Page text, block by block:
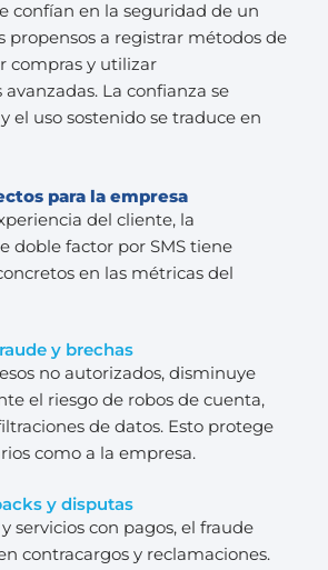
confían en la seguridad de un
propensos a registrar métodos de
compras y utilizar
La confianza se
el uso sostenido se traduce en
para la empresa
del cliente, la
doble factor por SMS tiene
en las métricas del
y brechas
no autorizados, disminuye
el riesgo de robos de cuenta,
de datos. Esto protege
como a la empresa.
y disputas
servicios con pagos, el fraude
contracargos y reclamaciones.